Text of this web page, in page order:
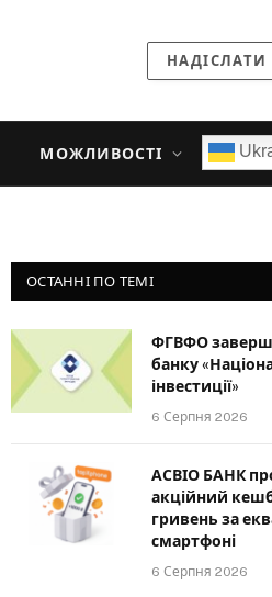
НАДІСЛАТИ
МОЖЛИВОСТІ
ОСТАННІ ПО ТЕМІ
ФГВФО
банку
інвестиції»
6 Серпня 2026
АСВІО БАНК
акційний
гривень за
смартфоні
6 Серпня 2026